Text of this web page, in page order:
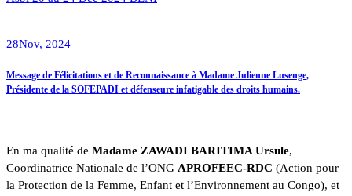
28Nov, 2024
Message de Félicitations et de Reconnaissance à Madame Julienne Lusenge,
Présidente de la SOFEPADI et défenseure infatigable des droits humains.
En ma qualité de Madame ZAWADI BARITIMA Ursule,
Coordinatrice Nationale de l’ONG APROFEEC-RDC (Action pour
la Protection de la Femme, Enfant et l’Environnement au Congo), et